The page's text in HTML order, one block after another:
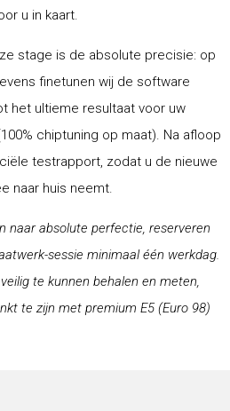
u in kaart.
stage is de absolute precisie: op
finetunen wij de software
het ultieme resultaat voor uw
chiptuning op maat). Na afloop
testrapport, zodat u de nieuwe
naar huis neemt.
naar absolute perfectie, reserveren
sessie minimaal één werkdag.
te kunnen behalen en meten,
te zijn met premium E5 (Euro 98)